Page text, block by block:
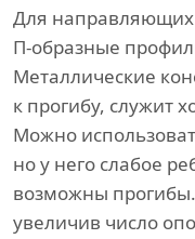
Для направляющих
П-образные
Металлические
к прогибу, служит
Можно
но у него слабое
возможны
увеличив число